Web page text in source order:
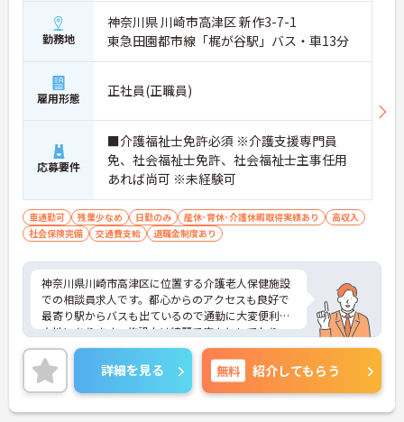
勤務地
神奈川県 川崎市高津区 新作3-7-1
東急田園都市線「梶が谷駅」バス・車13分
雇用形態 正社員(正職員)
応募要件
■介護福祉士免許必須 ※介護支援専門員
免、社会福祉士免許、社会福祉士主事任用
あれば尚可 ※未経験可
車通勤可 残業少なめ 日勤のみ 産休･育休･介護休暇取得実績あり
高収入
社会保険完備
交通費支給 退職金制度あり
神奈川県川崎市高津区に位置する介護老人保健施設
での相談員求人です。都心からのアクセスも良好で
最寄り駅からバスも出ているので通勤に大変便利な
立地にあります。施設内は綺麗で広々としており、
利用者様はもちろんのことスタッフも過ごしやすい
環境です。1Fには暖かい光がさしこむ天窓が配置さ
れている通所リハビリのスペースがあり、見晴らし
のよい5Fには機能訓練室が設けてあります。ご興味
のある方はお気軽にお問い合わせ下さいませ。
詳細を見る 無料 紹介してもらう